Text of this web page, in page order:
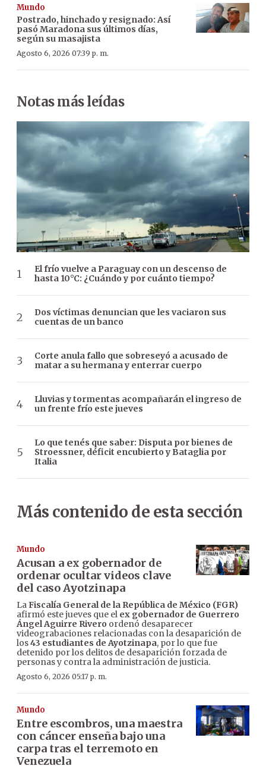
Mundo
Postrado, hinchado y resignado: Así
pasó Maradona sus últimos días,
según su masajista
Agosto 6, 2026 07:39 p. m.
Notas más leídas
El frío vuelve a Paraguay con un descenso de
hasta 10°C: ¿Cuándo y por cuánto tiempo?
Dos víctimas denuncian que les vaciaron sus
cuentas de un banco
Corte anula fallo que sobreseyó a acusado de
matar a su hermana y enterrar cuerpo
Lluvias y tormentas acompañarán el ingreso de
un frente frío este jueves
Lo que tenés que saber: Disputa por bienes de
Stroessner, déficit encubierto y Bataglia por
Italia
Más contenido de esta sección
Mundo
Acusan a ex gobernador de
ordenar ocultar videos clave
del caso Ayotzinapa
LaFiscalía General de la República de México (FGR)
afirmó este jueves que el ex gobernador de Guerrero
Ángel Aguirre Rivero ordenó desaparecer
videograbaciones relacionadas con la desaparición de
los43 estudiantes de Ayotzinapa, por lo que fue
detenido por los delitos de desaparición forzada de
personas y contra la administración de justicia.
Agosto 6, 2026 05:17 p. m.
Mundo
Entre escombros, una maestra
con cáncer enseña bajo una
carpa tras el terremoto en
Venezuela